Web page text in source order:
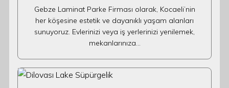
Gebze Laminat Parke Firması olarak, Kocaeli’nin
her köşesine estetik ve dayanıklı yaşam alanları
sunuyoruz. Evlerinizi veya iş yerlerinizi yenilemek,
mekanlarınıza…